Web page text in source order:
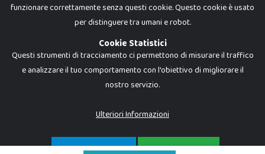
Dadi e Mattoncini è un brand di Giocabene Srl. Ogni riproduzione o utilizzo non
I prezzi e le promozioni pubblicate potrebbero differire da quanto esposto in
funzionare correttamente senza questi cookie. Questo cookie è usato
per distinguere tra umani e robot.
Cookie Statistici
Questi strumenti di tracciamento ci permettono di misurare il traffico
e analizzare il tuo comportamento con l'obiettivo di migliorare il
nostro servizio.
Ulteriori Informazioni
SOLO NECESSARI ACCETTA TUTTO